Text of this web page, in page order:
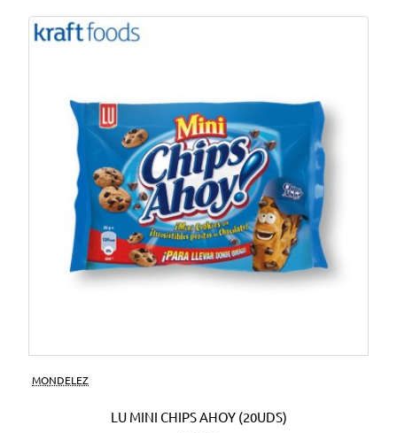
MONDELEZ
LU MINI CHIPS AHOY (20UDS)